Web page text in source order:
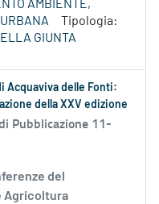
AMBIENTE,
Tipologia:
GIUNTA
Acquaviva delle Fonti:
della XXV edizione
Pubblicazione 11-
del
Agricoltura